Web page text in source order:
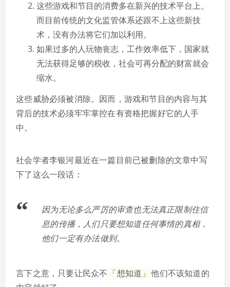
这些游戏和节目的消费多在新兴的技术平台上。
而目前传统的文化监管体系还跟不上这些新技
术，没有办法将它们加以利用。
如果过多的人玩物丧志，工作效率低下，国家就
无法获得足够的税收，社会可再分配的财富就会
缩水。
这些威胁必须被消除。因而，游戏和节目的内容与其
背后的技术必须牢牢掌控在有资格把握好它的人手
中。
社会学者李银河最近在一篇目前已被删除的文章中写
下了这么一段话：
因为无论多么严厉的审查也无法真正限制住信
息的传播，人们只要想知道任何事情的真相，
他们一定有办法做到。
言下之意，只要让民众不 「想知道」 他们不该知道的